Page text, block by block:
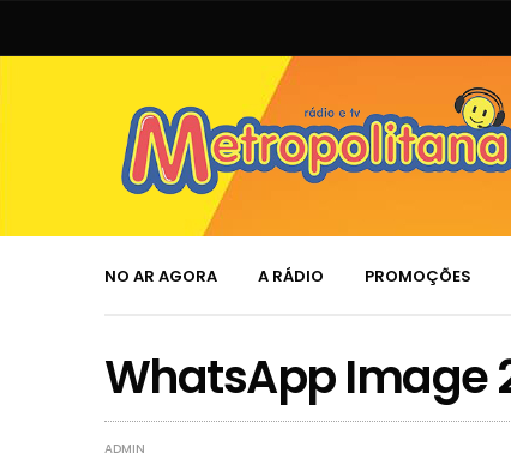
NO AR AGORA A RÁDIO PROMOÇÕES
WhatsApp Image
ADMIN